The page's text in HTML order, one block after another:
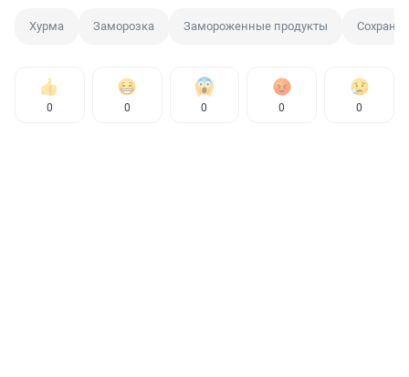
Хурма Заморозка Замороженные продукты
0 0 0 0 0